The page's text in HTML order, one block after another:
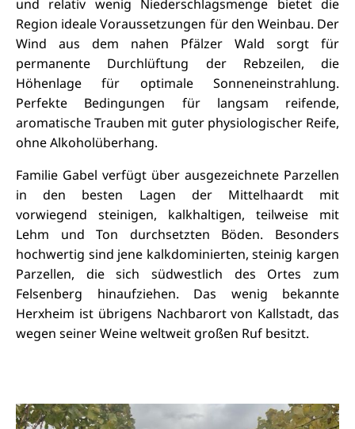
und relativ wenig Niederschlagsmenge bietet die
Region ideale Voraussetzungen für den Weinbau. Der
Wind aus dem nahen Pfälzer Wald sorgt für
permanente Durchlüftung der Rebzeilen, die
Höhenlage für optimale Sonneneinstrahlung.
Perfekte Bedingungen für langsam reifende,
aromatische Trauben mit guter physiologischer Reife,
ohne Alkoholüberhang.
Familie Gabel verfügt über ausgezeichnete Parzellen
in den besten Lagen der Mittelhaardt mit
vorwiegend steinigen, kalkhaltigen, teilweise mit
Lehm und Ton durchsetzten Böden. Besonders
hochwertig sind jene kalkdominierten, steinig kargen
Parzellen, die sich südwestlich des Ortes zum
Felsenberg hinaufziehen. Das wenig bekannte
Herxheim ist übrigens Nachbarort von Kallstadt, das
wegen seiner Weine weltweit großen Ruf besitzt.